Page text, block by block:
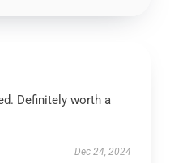
Definitely worth a
Dec 24, 2024